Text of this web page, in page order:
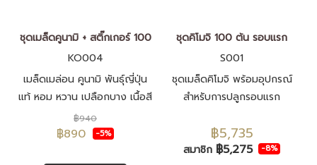
ชุดเมล็ดคูนามิ + สติ๊กเกอร์ 100
KO004
เมล็ดเมล่อน คูนามิ พันธุ์ญี่ปุ่น
แท้ หอม หวาน เปลือกบาง เนื้อสี
เขียว เมล็ดพันธุ์นำเข้าจากประ
เทศญี่ปุ่น F1 ทั้งหมด
฿940
฿890 -5%
ชุดคิโมจิ 100 ต้น รอบแรก
S001
ชุดเมล็ดคิโมจิ พร้อมอุปกรณ์
สำหรับการปลูกรอบแรก
฿5,735
สมาชิก ฿5,275 -8%